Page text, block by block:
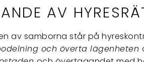
AV
av samborna står på
och överta lägenheten